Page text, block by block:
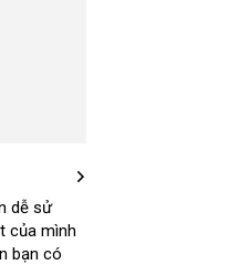
dễ sử
của mình
bạn có